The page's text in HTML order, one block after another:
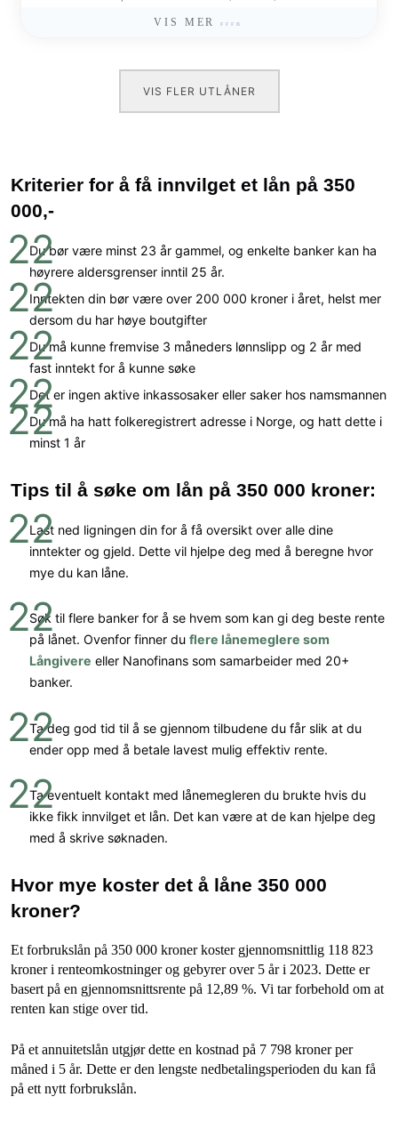
VIS MER
VIS FLER UTLÅNER
Kriterier for å få innvilget et lån på 350
000,-
Du bør være minst 23 år gammel, og enkelte banker kan ha
høyrere aldersgrenser inntil 25 år.
Inntekten din bør være over 200 000 kroner i året, helst mer
dersom du har høye boutgifter
Du må kunne fremvise 3 måneders lønnslipp og 2 år med
fast inntekt for å kunne søke
Det er ingen aktive inkassosaker eller saker hos namsmannen
Du må ha hatt folkeregistrert adresse i Norge, og hatt dette i
minst 1 år
Tips til å søke om lån på 350 000 kroner:
Last ned ligningen din for å få oversikt over alle dine
inntekter og gjeld. Dette vil hjelpe deg med å beregne hvor
mye du kan låne.
Søk til flere banker for å se hvem som kan gi deg beste rente
på lånet. Ovenfor finner duflere lånemeglere som
Långivere eller Nanofinans som samarbeider med 20+
banker.
Ta deg god tid til å se gjennom tilbudene du får slik at du
ender opp med å betale lavest mulig effektiv rente.
Ta eventuelt kontakt med lånemegleren du brukte hvis du
ikke fikk innvilget et lån. Det kan være at de kan hjelpe deg
med å skrive søknaden.
Hvor mye koster det å låne 350 000
kroner?
Et forbrukslån på 350 000 kroner koster gjennomsnittlig 118 823
kroner i renteomkostninger og gebyrer over 5 år i 2023. Dette er
basert på en gjennomsnittsrente på 12,89 %. Vi tar forbehold om at
renten kan stige over tid.
På et annuitetslån utgjør dette en kostnad på 7 798 kroner per
måned i 5 år. Dette er den lengste nedbetalingsperioden du kan få
på ett nytt forbrukslån.